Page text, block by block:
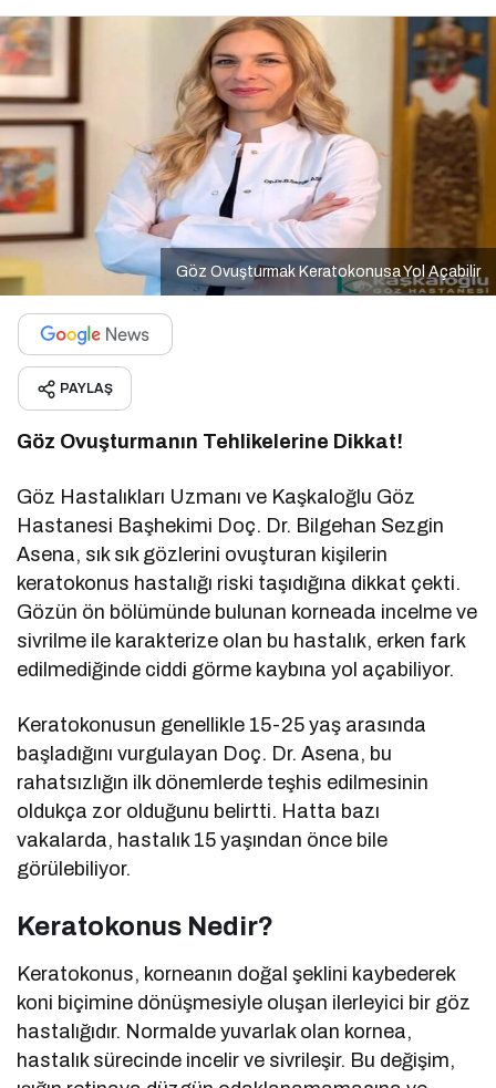
Göz Ovuşturmak Keratokonusa Yol Açabilir
PAYLAŞ
Göz Ovuşturmanın Tehlikelerine Dikkat!
Göz Hastalıkları Uzmanı ve Kaşkaloğlu Göz
Hastanesi Başhekimi Doç. Dr. Bilgehan Sezgin
Asena, sık sık gözlerini ovuşturan kişilerin
keratokonus hastalığı riski taşıdığına dikkat çekti.
Gözün ön bölümünde bulunan korneada incelme ve
sivrilme ile karakterize olan bu hastalık, erken fark
edilmediğinde ciddi görme kaybına yol açabiliyor.
Keratokonusun genellikle 15-25 yaş arasında
başladığını vurgulayan Doç. Dr. Asena, bu
rahatsızlığın ilk dönemlerde teşhis edilmesinin
oldukça zor olduğunu belirtti. Hatta bazı
vakalarda, hastalık 15 yaşından önce bile
görülebiliyor.
Keratokonus Nedir?
Keratokonus, korneanın doğal şeklini kaybederek
koni biçimine dönüşmesiyle oluşan ilerleyici bir göz
hastalığıdır. Normalde yuvarlak olan kornea,
hastalık sürecinde incelir ve sivrileşir. Bu değişim,